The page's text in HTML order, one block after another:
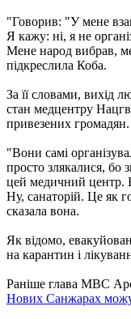
"Говорив: "У мене
Я кажу: ні, я не
Мене народ вибрав,
підкреслила Коба.
За її словами, вихід
стан медцентру
привезених громадян.
"Вони самі
просто злякалися, бо
цей медичний центр.
Ну, санаторій. Це як
сказала вона.
Як відомо,
на карантин і
Раніше глава МВС
Нових Санжарах